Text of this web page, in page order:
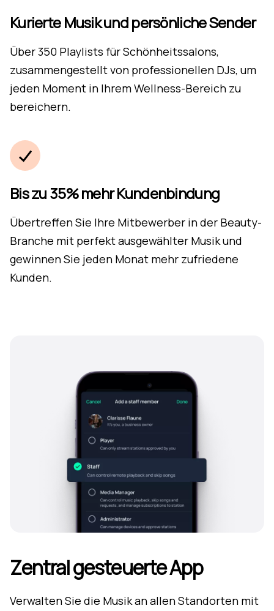
Kurierte Musik und persönliche Sender
Über 350 Playlists für Schönheitssalons,
zusammengestellt von professionellen DJs, um
jeden Moment in Ihrem Wellness-Bereich zu
bereichern.
Bis zu 35% mehr Kundenbindung
Übertreffen Sie Ihre Mitbewerber in der Beauty-
Branche mit perfekt ausgewählter Musik und
gewinnen Sie jeden Monat mehr zufriedene
Kunden.
Zentral gesteuerte App
Verwalten Sie die Musik an allen Standorten mit